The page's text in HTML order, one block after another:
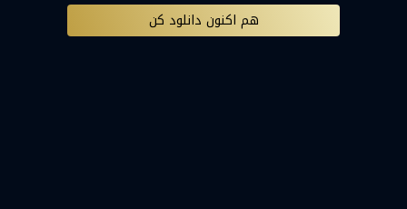
هم اکنون دانلود کن